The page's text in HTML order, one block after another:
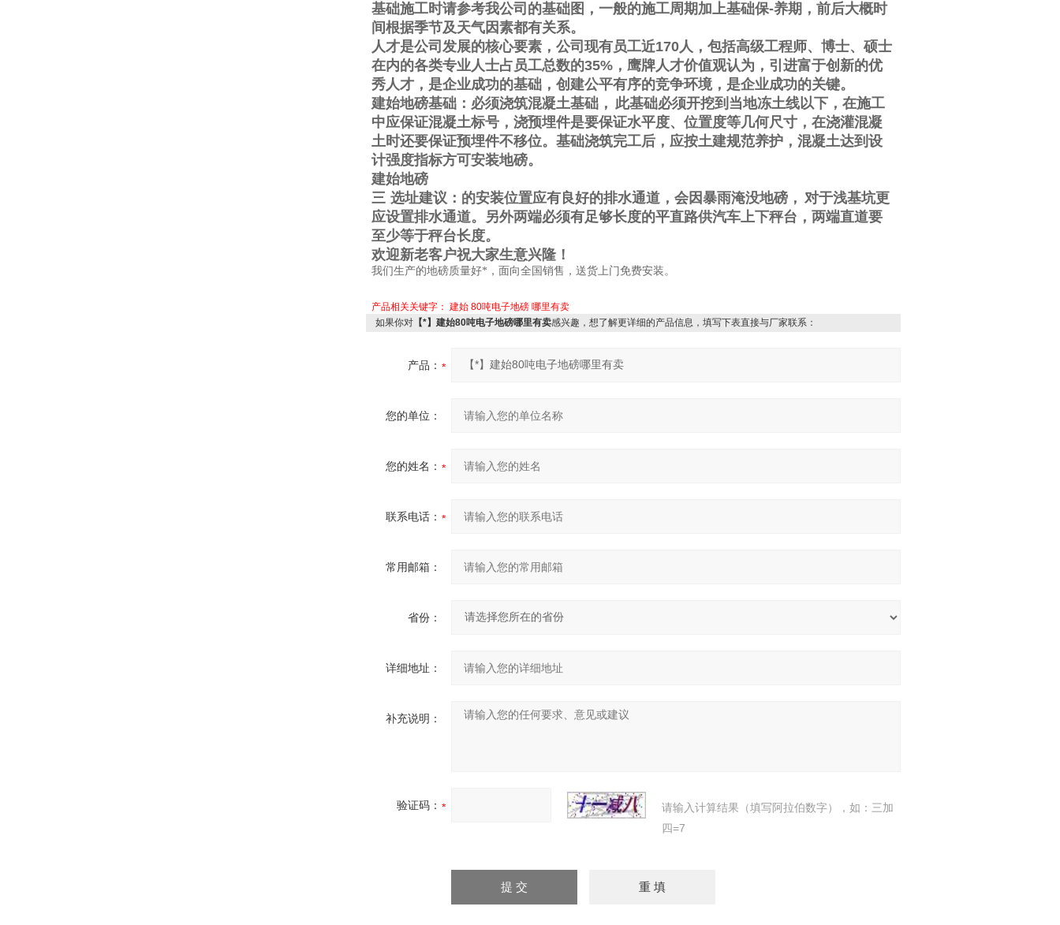
基础施工时请参考我公司的基础图，一般的施工周期加上基础保-养期，前后大概时
间根据季节及天气因素都有关系。
人才是公司发展的核心要素，公司现有员工近170人，包括高级工程师、博士、硕士
在内的各类专业人士占员工总数的35% ，鹰牌人才价值观认为，引进富于创新的优
秀人才，是企业成功的基础，创建公平有序的竞争环境，是企业成功的关键。
建始地磅基础：必须浇筑混凝土基础， 此基础必须开挖到当地冻土线以下，在施工
中应保证混凝土标号，浇预埋件是要保证水平度、位置度等几何尺寸，在浇灌混凝
土时还要保证预埋件不移位。基础浇筑完工后，应按土建规范养护，混凝土达到设
计强度指标方可安装地磅。
建始地磅
三 选址建议：的安装位置应有良好的排水通道，会因暴雨淹没地磅， 对于浅基坑更
应设置排水通道。另外两端必须有足够长度的平直路供汽车上下秤台，两端直道要
至少等于秤台长度。
欢迎新老客户祝大家生意兴隆！
我们生产的地磅质量好*，面向全国销售，送货上门免费安装。
产品相关关键字： 建始 80吨电子地磅 哪里有卖
如果你对 【*】建始80吨电子地磅哪里有卖感兴趣，想了解更详细的产品信息，填写下表直接与厂家联系：
产品：
您的单位：
您的姓名：
联系电话：
常用邮箱：
省份：
详细地址：
补充说明：
验证码：
请输入计算结果（填写阿拉伯数字），如：三加
四=7